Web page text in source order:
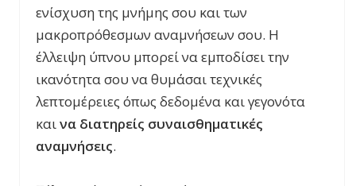
ενίσχυση της μνήμης σου και των
μακροπρόθεσμων αναμνήσεων σου. Η
έλλειψη ύπνου μπορεί να εμποδίσει την
ικανότητα σου να θυμάσαι τεχνικές
λεπτομέρειες όπως δεδομένα και γεγονότα
καινα διατηρείς συναισθηματικές
αναμνήσεις.